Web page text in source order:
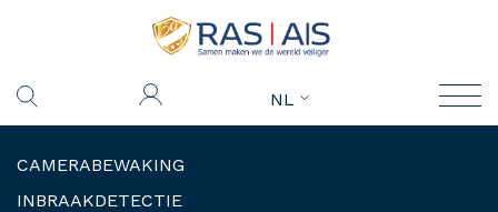
NL
CAMERABEWAKING
INBRAAKDETECTIE